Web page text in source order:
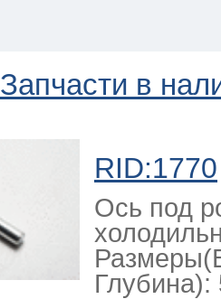
Запчасти в
RID:1770
Ось под
Глубина):